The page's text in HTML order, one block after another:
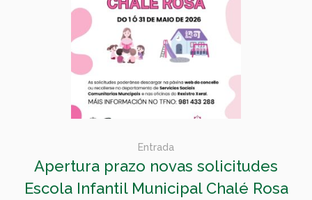
Entrada
Apertura prazo novas solicitudes
Escola Infantil Municipal Chalé Rosa